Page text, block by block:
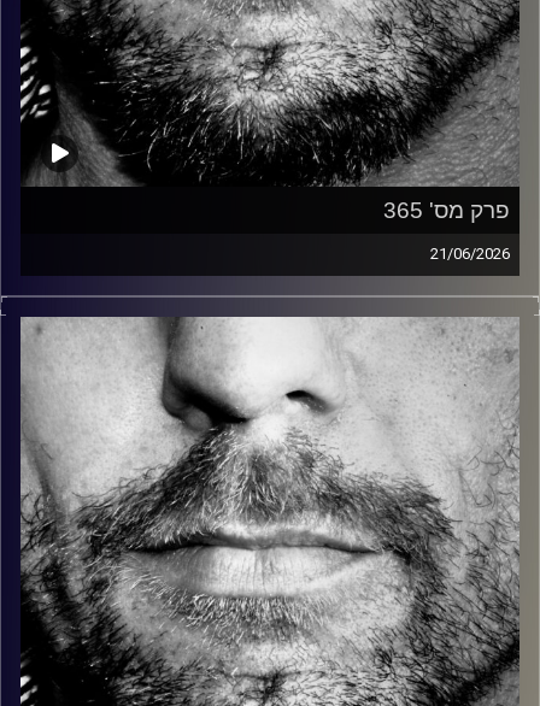
פרק מס' 365
21/06/2026
זיפים, מוזיקה מחוספסת של הופעות חיות. הרבה ג'אם, רוק,
בלוז, bluegrass, ג'אז, Fאנק, פרוגרסיב ואפילו אלקטרוניקה.
כל מה שחי, אמיתי ונושם.
עם שמוליק רגב.
קרדיט תמונות: David Goehring